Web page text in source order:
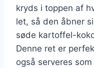
kryds i toppen af
let, så den åbner
søde kartoffel-
Denne ret er
også serveres